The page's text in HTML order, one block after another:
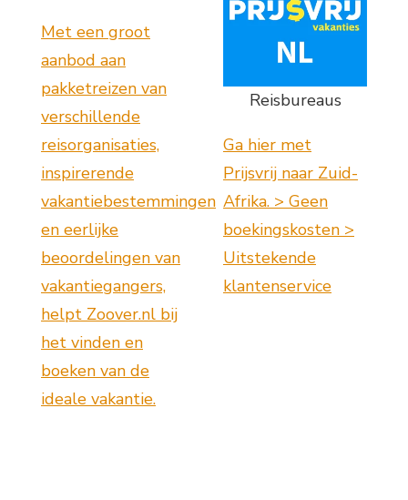
Met een groot
aanbod aan
pakketreizen van
verschillende
reisorganisaties,
inspirerende
vakantiebestemmingen
en eerlijke
beoordelingen van
vakantiegangers,
helpt Zoover.nl bij
het vinden en
boeken van de
ideale vakantie.
Reisbureaus
Ga hier met
Prijsvrij naar Zuid-
Afrika. > Geen
boekingskosten >
Uitstekende
klantenservice